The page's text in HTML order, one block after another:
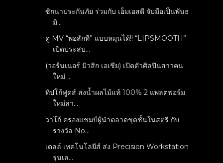
ซิกน่าประกันภัย ร่วมกับ เอ็มเอสดี จับมือเป็นพันธ
มิ...
ดู MV “พอสักที” แบบหมุนได้!! “LIPSMOOTH”
เปิดประสบ...
(วอร์นเนอร์ มิวสิก เอเชีย) เปิดตัวศิลปินสาวคน
ใหม่ ...
ทิปโก้ฟูดส์ ส่งน้ำผลไม้แท้ 100% 2 แพลตฟอร์ม
ใหม่ล่า...
วาโก้ ครองแชมป์ผู้นำตลาดชุดชั้นในสตรี กับ
รางวัล No...
เดลล์ เทคโนโลยีส์ ส่ง Precision Workstation
รุ่นเล...